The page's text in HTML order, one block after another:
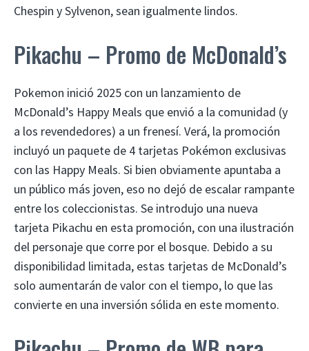
Chespin y Sylvenon, sean igualmente lindos.
Pikachu – Promo de McDonald’s
Pokemon inició 2025 con un lanzamiento de
McDonald’s Happy Meals que envió a la comunidad (y
a los revendedores) a un frenesí. Verá, la promoción
incluyó un paquete de 4 tarjetas Pokémon exclusivas
con las Happy Meals. Si bien obviamente apuntaba a
un público más joven, eso no dejó de escalar rampante
entre los coleccionistas. Se introdujo una nueva
tarjeta Pikachu en esta promoción, con una ilustración
del personaje que corre por el bosque. Debido a su
disponibilidad limitada, estas tarjetas de McDonald’s
solo aumentarán de valor con el tiempo, lo que las
convierte en una inversión sólida en este momento.